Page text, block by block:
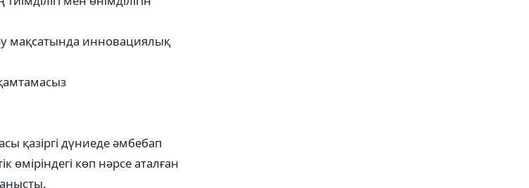
мақсатында инновациялық
қазіргі дүниеде әмбебап
өміріндегі көп нәрсе аталған